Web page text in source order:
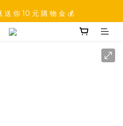
送 你 10 元 購 物 金 💰
送 你 10 元 購 物 金 💰
訊 再 送 點 數 22222 點 💰